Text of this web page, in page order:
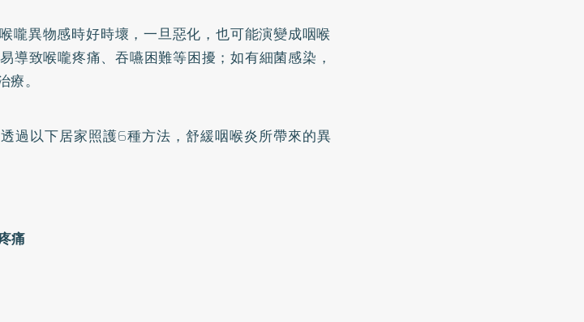
嚨異物感時好時壞，一旦惡化，也可能演變成咽喉
致喉嚨疼痛、吞嚥困難等困擾；如有細菌感染，
。
過以下居家照護6種方法，舒緩咽喉炎所帶來的異
痛